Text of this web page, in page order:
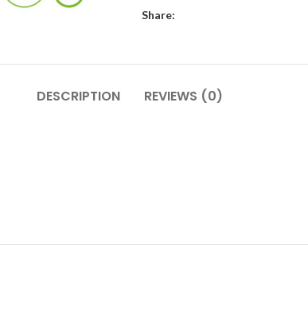
Share:
DESCRIPTION REVIEWS (0)